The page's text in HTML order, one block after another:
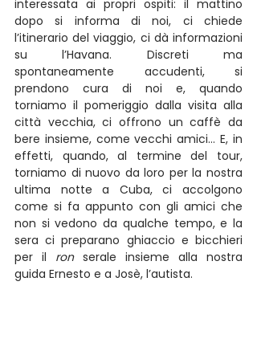
interessata ai propri ospiti: il mattino
dopo si informa di noi, ci chiede
l’itinerario del viaggio, ci dà informazioni
su l’Havana. Discreti ma
spontaneamente accudenti, si
prendono cura di noi e, quando
torniamo il pomeriggio dalla visita alla
città vecchia, ci offrono un caffè da
bere insieme, come vecchi amici… E, in
effetti, quando, al termine del tour,
torniamo di nuovo da loro per la nostra
ultima notte a Cuba, ci accolgono
come si fa appunto con gli amici che
non si vedono da qualche tempo, e la
sera ci preparano ghiaccio e bicchieri
per il ron serale insieme alla nostra
guida Ernesto e a Josè, l’autista.